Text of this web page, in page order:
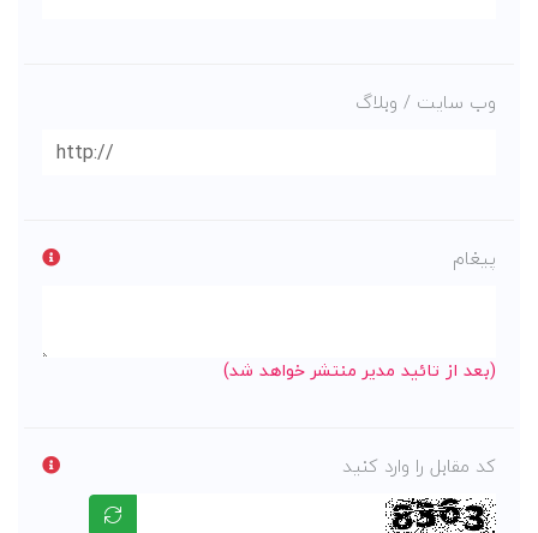
وب سایت / وبلاگ
پیغام
(بعد از تائید مدیر منتشر خواهد شد)
کد مقابل را وارد کنید